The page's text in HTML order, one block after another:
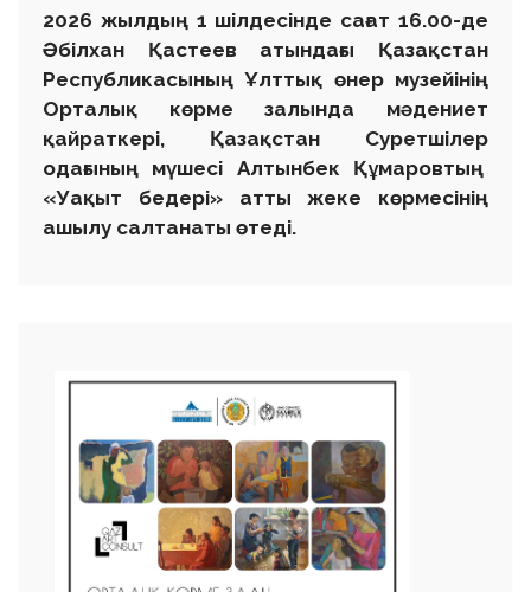
2026 жылдың 1 шілдесінде сағат 16.00-де
Әбілхан Қастеев атындағы Қазақстан
Республикасының Ұлттық өнер музейінің
Орталық көрме залында мәдениет
қайраткері, Қазақстан Суретшілер
одағының мүшесі Алтынбек Құмаровтың
«Уақыт бедері» атты жеке көрмесінің
ашылу салтанаты өтеді.